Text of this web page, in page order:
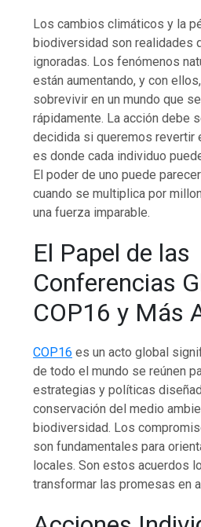
Los cambios climáticos y la
biodiversidad son realidades
ignoradas. Los fenómenos
están aumentando, y con
sobrevivir en un mundo que
rápidamente. La acción debe
decidida si queremos revertir
es donde cada individuo
El poder de uno puede
cuando se multiplica por
una fuerza imparable.
El Papel de las
Conferencias
COP16 y Más
COP16 es un acto global
de todo el mundo se reúnen
estrategias y políticas
conservación del medio
biodiversidad. Los
son fundamentales para
locales. Son estos acuerdos
transformar las promesas en